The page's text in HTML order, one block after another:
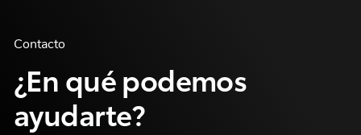
Contacto
¿En qué podemos
ayudarte?